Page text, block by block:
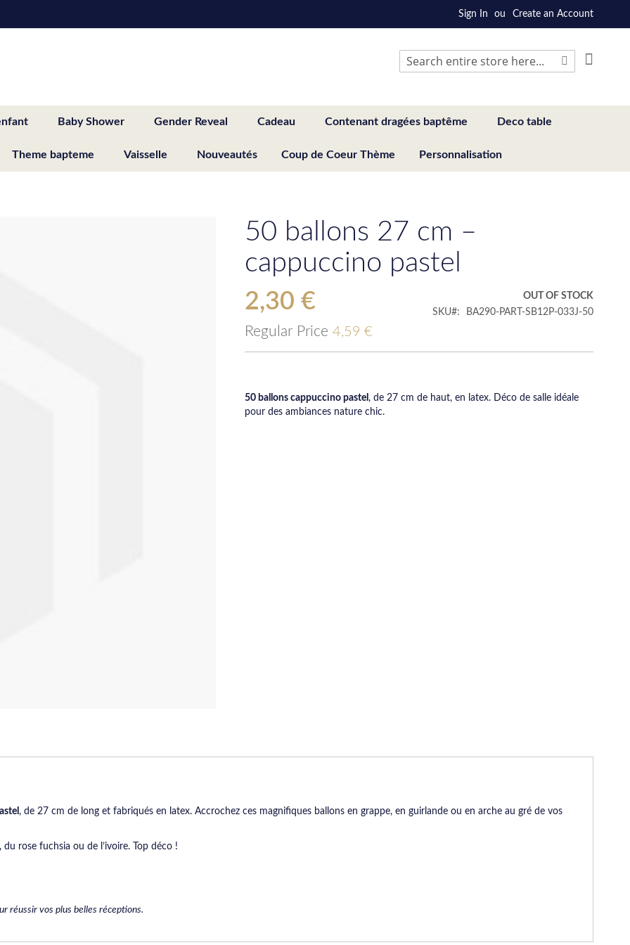
Sign In Create an Account
Search
Baby Shower Gender Reveal Cadeau Contenant dragées baptême Deco table
Theme bapteme Vaisselle Nouveautés Coup de Coeur Thème Personnalisation
50 ballons 27 cm –
cappuccino pastel
Special
2,30 €
Regular Price 4,59 €
OUT OF STOCK
SKU
BA290-PART-SB12P-033J-50
50 ballons cappuccino pastel , de 27 cm de haut, en latex. Déco de salle idéale
pour des ambiances nature chic.
, de 27 cm de long et fabriqués en latex. Accrochez ces magnifiques ballons en grappe, en guirlande ou en arche au gré de vos
rose fuchsia ou de l’ivoire. Top déco !
réussir vos plus belles réceptions.